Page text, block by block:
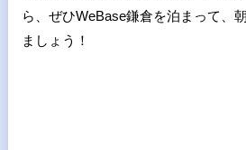
ら、ぜひWeBase鎌倉を泊まって、
ましょう！